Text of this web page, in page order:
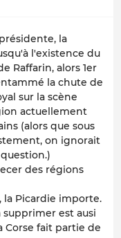
la
l'existence du
Raffarin, alors 1er
la chute de
sur la scène
actuellement
(alors que sous
on ignorait
des régions
Picardie importe.
supprimer est ausi
fait partie de